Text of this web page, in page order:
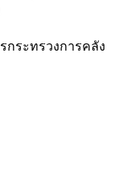
กระทรวงการคลัง